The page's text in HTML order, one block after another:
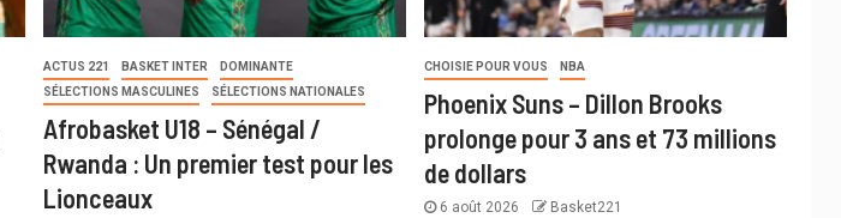
ACTUS 221 BASKET INTER
DOMINANTE
SÉLECTIONS MASCULINES
SÉLECTIONS NATIONALES
Afrobasket U18 – Sénégal /
Rwanda : Un premier test pour les
Lionceaux
CHOISIE POUR VOUS NBA
Phoenix Suns – Dillon Brooks
prolonge pour 3 ans et 73 millions
de dollars
6 août 2026 Basket221